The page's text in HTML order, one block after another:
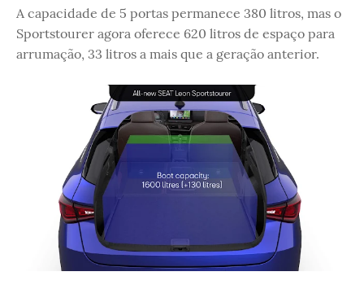
A capacidade de 5 portas permanece 380 litros, mas o
Sportstourer agora oferece 620 litros de espaço para
arrumação, 33 litros a mais que a geração anterior.